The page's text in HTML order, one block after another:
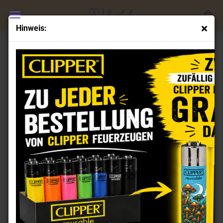
Hinweis:
CLIPPER FEUERZEUGE SETS
Regelmäßig wechselnde Clipper Feuerzeuge mit den
neuesten Motiven nach Erscheinungsjahr gibt es nur bei
uns.
Über 2000 Kunden lieben unsere Clipper Sets und unseren
Service !
Clipper Feuerzeuge 2021 Clipper Feuerzeuge 2022
Clipper Feuerzeuge 2023 Clipper Feuerzeuge 2024
Clipper Feuerzeuge 2025 Clipper Feuerzeuge 2026